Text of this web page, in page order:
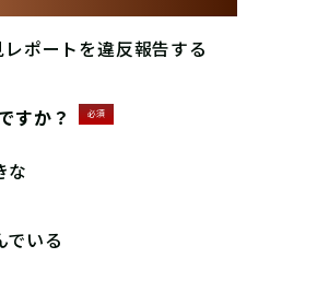
ポートを違反報告する
すか？ 必須
な
でいる